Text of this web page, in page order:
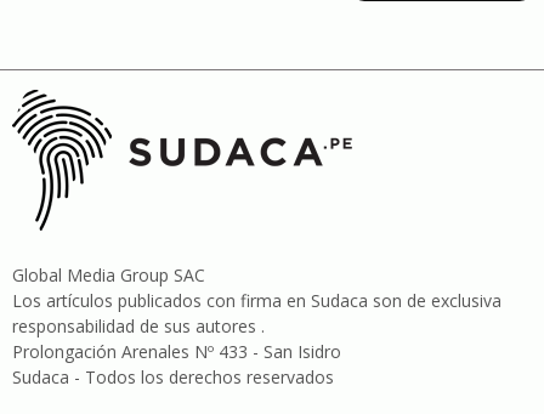
Global Media Group SAC
Los artículos publicados con firma en Sudaca son de exclusiva
responsabilidad de sus autores .
Prolongación Arenales Nº 433 - San Isidro
Sudaca - Todos los derechos reservados